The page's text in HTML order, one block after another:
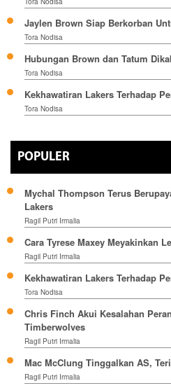
Jaylen Brown Siap Berkorban
Tora Nodisa
Hubungan Brown dan Tatum
Tora Nodisa
Kekhawatiran Lakers Terhadap
Tora Nodisa
POPULER
Mychal Thompson Terus
Lakers
Ragil Putri Irmalia
Cara Tyrese Maxey Meyakinkan
Ragil Putri Irmalia
Kekhawatiran Lakers Terhadap
Tora Nodisa
Chris Finch Akui Kesalahan
Timberwolves
Ragil Putri Irmalia
Mac McClung Tinggalkan AS,
Ragil Putri Irmalia